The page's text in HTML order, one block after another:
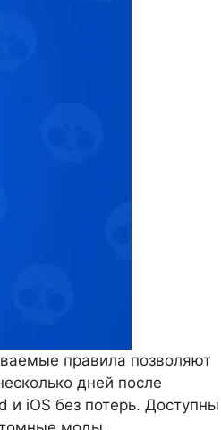
правила позволяют
дней после
и iOS без потерь.